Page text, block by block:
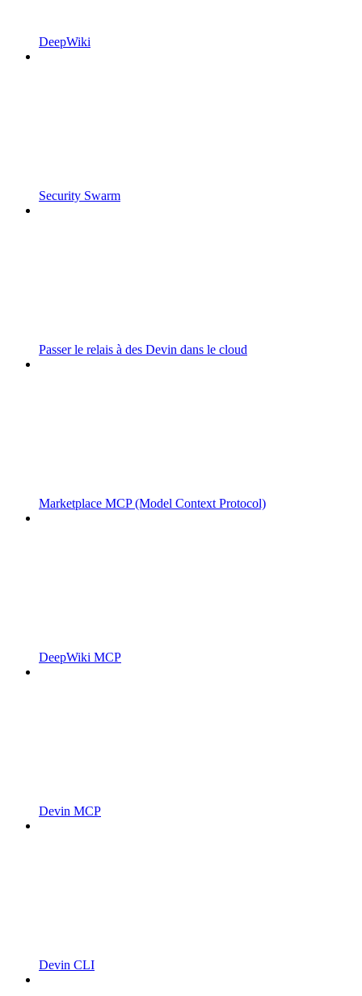
DeepWiki
Security Swarm
Passer le relais à des Devin dans le cloud
Marketplace MCP (Model Context Protocol)
DeepWiki MCP
Devin MCP
Devin CLI